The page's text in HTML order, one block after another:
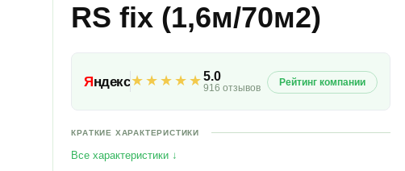
RS fix (1,6м/70м2)
Яндекс★★★★★5.0
916 отзывов Рейтинг компании
КРАТКИЕ ХАРАКТЕРИСТИКИ
Все характеристики ↓